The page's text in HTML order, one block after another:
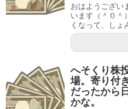
おはようござい
います（＾０＾
くなって、しょ
へそくり株
場。寄り付
だったから
かな。